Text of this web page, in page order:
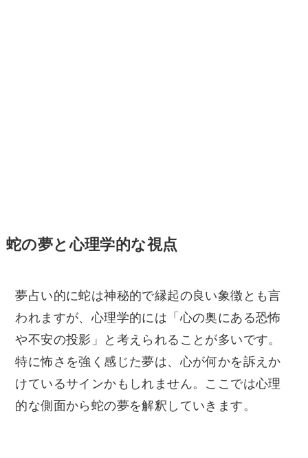
蛇の夢と心理学的な視点
夢占い的に蛇は神秘的で縁起の良い象徴とも言
われますが、心理学的には「心の奥にある恐怖
や不安の投影」と考えられることが多いです。
特に怖さを強く感じた夢は、心が何かを訴えか
けているサインかもしれません。ここでは心理
的な側面から蛇の夢を解釈していきます。